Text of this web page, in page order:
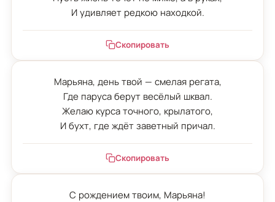
И удивляет редкою находкой.
Скопировать
Марьяна, день твой — смелая регата,
Где паруса берут весёлый шквал.
Желаю курса точного, крылатого,
И бухт, где ждёт заветный причал.
Скопировать
С рождением твоим, Марьяна!